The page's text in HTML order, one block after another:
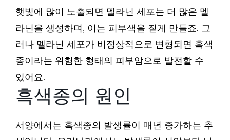
햇빛에 많이 노출되면 멜라닌 세포는 더 많은 멜
라닌을 생성하며, 이는 피부색을 짙게 만들죠. 그
러나 멜라닌 세포가 비정상적으로 변형되면 흑색
종이라는 위험한 형태의 피부암으로 발전할 수
있어요.
흑색종의 원인
서양에서는 흑색종의 발생률이 매년 증가하는 추